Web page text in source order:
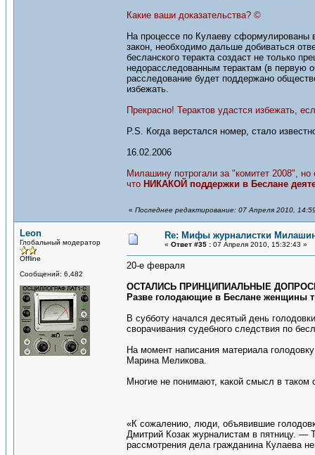
Какие ваши доказательства? ©
На процессе по Кулаеву сформулированы
закон, необходимо дальше добиваться
бесланского теракта создаст не только
недорасследованным терактам (в первую
расследование будет поддержано
избежать.
Прекрасно! Терактов удастся избежать,
P.S. Когда верстался номер, стало
16.02.2006
Милашину потрогали за "комитет 2008",
что НИКАКОЙ поддержки в Беслане
« Последнее редактирование: 07 Апреля 2010,
Leon
Глобальный модератор
Offline
Сообщений: 6,482
Re: Мифы журналистки
« Ответ #35 : 07 Апреля 2010, 15:32:43 »
20-е февраля
ОСТАЛИСЬ ПРИНЦИПИАЛЬНЫЕ
Разве голодающие в Беслане женщины
В субботу начался десятый день
сворачивания судебного следствия по
На момент написания материала
Марина Меликова.
Многие не понимают, какой смысл в таком
«К сожалению, люди, объявившие
Дмитрий Козак журналистам в пятницу. —
рассмотрения дела гражданина Кулаева